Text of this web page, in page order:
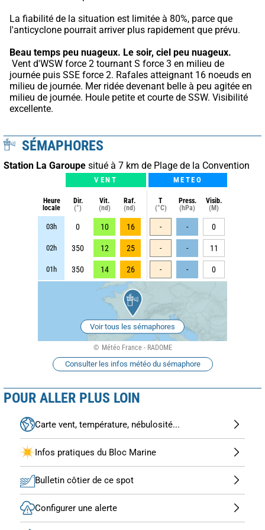
La fiabilité de la situation est limitée à 80%, parce que
l'anticyclone pourrait arriver plus rapidement que prévu.
Beau temps peu nuageux. Le soir, ciel peu nuageux.
journée puis SSE force 2. Rafales atteignant 16 noeuds en
milieu de journée. Mer ridée devenant belle à peu agitée en
milieu de journée. Houle petite et courte de SSW. Visibilité
excellente.
SÉMAPHORES
Station La Garoupe situé à 7 km de Plage de la Convention
VENT METEO
Heure
locale
Dir.
(°)
Vit.
(nd)
Raf.
(nd)
T
(°C)
Press.
(hPa)
Visib.
(M)
03h 0 10 16 - - 0
02h 350 12 25 - - 11
01h 350 14 26 - - 0
Voir tous les sémaphores
Météo France - RADOME
Consulter les infos météo du sémaphore
POUR ALLER PLUS LOIN
Carte vent, température, nébulosité...
Infos pratiques du Bloc Marine
Bulletin côtier de ce spot
Configurer une alerte